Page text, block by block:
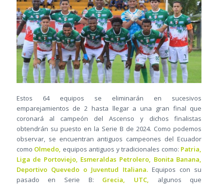
Estos 64 equipos se eliminarán en sucesivos
emparejamientos de 2 hasta llegar a una gran final que
coronará al campeón del Ascenso y dichos finalistas
obtendrán su puesto en la Serie B de 2024. Como podemos
observar, se encuentran antiguos campeones del Ecuador
como Olmedo, equipos antiguos y tradicionales como: Patria,
Liga de Portoviejo, Esmeraldas Petrolero, Bonita Banana,
Deportivo Quevedo o Juventud Italiana. Equipos con su
pasado en Serie B: Grecia, UTC, algunos que